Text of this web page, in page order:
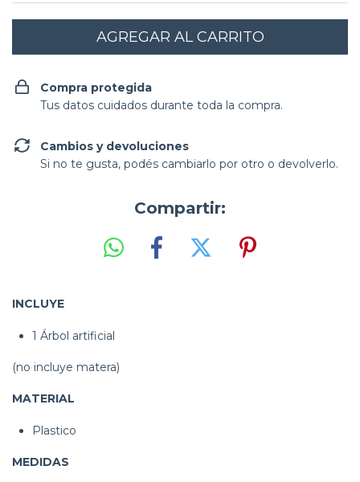
Compra protegida
Tus datos cuidados durante toda la compra.
Cambios y devoluciones
Si no te gusta, podés cambiarlo por otro o devolverlo.
Compartir:
INCLUYE
1 Árbol artificial
(no incluye matera)
MATERIAL
Plastico
MEDIDAS